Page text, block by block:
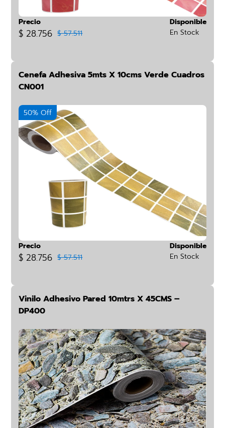
Precio
$ 28.756 $ 57.511
Disponible
En Stock
Cenefa Adhesiva 5mts X 10cms Verde Cuadros
CN001
50% Off
Precio
$ 28.756 $ 57.511
Disponible
En Stock
Vinilo Adhesivo Pared 10mtrs X 45CMS –
DP400